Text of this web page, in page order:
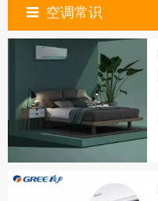
空调常识